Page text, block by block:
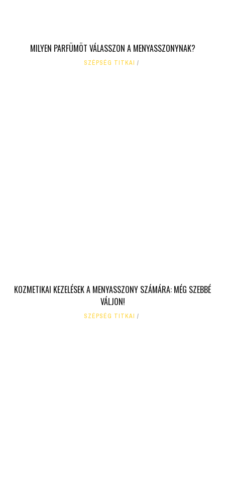
MILYEN PARFÜMÖT VÁLASSZON A MENYASSZONYNAK?
SZÉPSÉG TITKAI
KOZMETIKAI KEZELÉSEK A MENYASSZONY SZÁMÁRA: MÉG SZEBBÉ
VÁLJON!
SZÉPSÉG TITKAI